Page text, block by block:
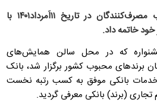
نهمین جشنوارۀ برند محبوب مصرف‌کنندگان در تاریخ ۱۱اَمرداد۱۴۰۱ با
خاتمه داد.
که در محل سالن همایش‌های
برندهای محبوب کشور برگزار شد، بانک
خدمات بانکی موفق به کسب رتبه نخست
(برند) بانکی معرفی گردید.